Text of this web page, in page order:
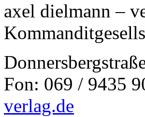
axel dielmann –
Fon: 069 / 9435
verlag.de